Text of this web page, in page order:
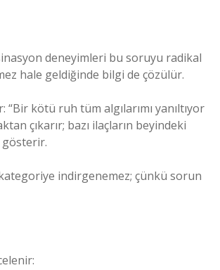
deneyimleri bu soruyu radikal
hale geldiğinde bilgi de çözülür.
kötü ruh tüm algılarımı yanıltıyor
çıkarır; bazı ilaçların beyindeki
indirgenemez; çünkü sorun